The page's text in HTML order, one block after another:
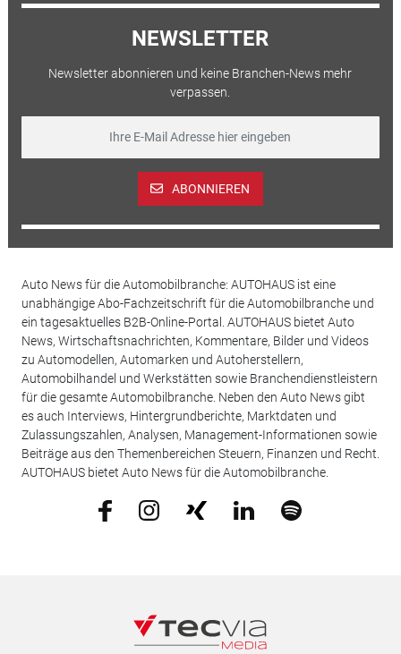
NEWSLETTER
Newsletter abonnieren und keine Branchen-News mehr
verpassen.
ABONNIEREN
Auto News für die Automobilbranche: AUTOHAUS ist eine
unabhängige Abo-Fachzeitschrift für die Automobilbranche und
ein tagesaktuelles B2B-Online-Portal. AUTOHAUS bietet Auto
News, Wirtschaftsnachrichten, Kommentare, Bilder und Videos
zu Automodellen, Automarken und Autoherstellern,
Automobilhandel und Werkstätten sowie Branchendienstleistern
für die gesamte Automobilbranche. Neben den Auto News gibt
es auch Interviews, Hintergrundberichte, Marktdaten und
Zulassungszahlen, Analysen, Management-Informationen sowie
Beiträge aus den Themenbereichen Steuern, Finanzen und Recht.
AUTOHAUS bietet Auto News für die Automobilbranche.